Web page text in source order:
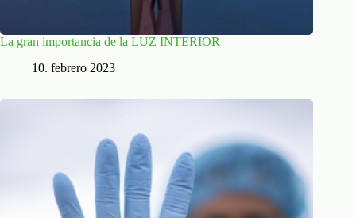
La gran importancia de la LUZ INTERIOR
10. febrero 2023